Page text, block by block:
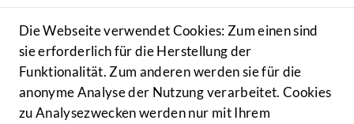
Benutzer
Navigationsmenü öffnen
MENÜ
Die Webseite verwendet Cookies: Zum einen sind
sie erforderlich für die Herstellung der
Funktionalität. Zum anderen werden sie für die
anonyme Analyse der Nutzung verarbeitet. Cookies
zu Analysezwecken werden nur mit Ihrem